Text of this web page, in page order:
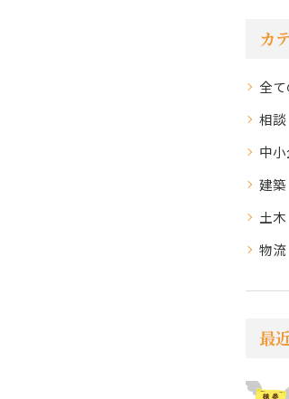
カ
全
相談
中
建築
土木
物流
最